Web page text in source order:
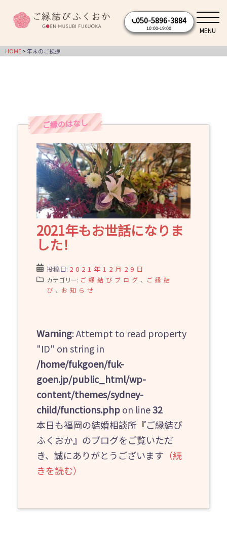
ン
050-5896-3884
10:00-19:00 MENU
HOME 年末のご挨拶
2021年もお世話になりま
した！
投稿日: 2021年12月29日
カテゴリー: ご縁結びブログ 、
ご縁結
び 、 お知らせ
Warning: Attempt to read property
"ID" on string in
/home/fukgoen/fuk-
goen.jp/public_html/wp-
content/themes/sydney-
child/functions.phpon line32
本日も福岡の結婚相談所『ご縁結び
ふくおか』のブログをご覧いただ
き、誠にありがとうございます （続
きを読む）